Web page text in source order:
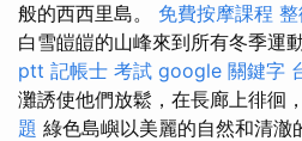
般的西西里島。 免費按摩課程
白雪皚皚的山峰來到所有冬季運
ptt 記帳士 考試 google 關鍵字
灘誘使他們放鬆，在長廊上徘徊
題 綠色島嶼以美麗的自然和清澈